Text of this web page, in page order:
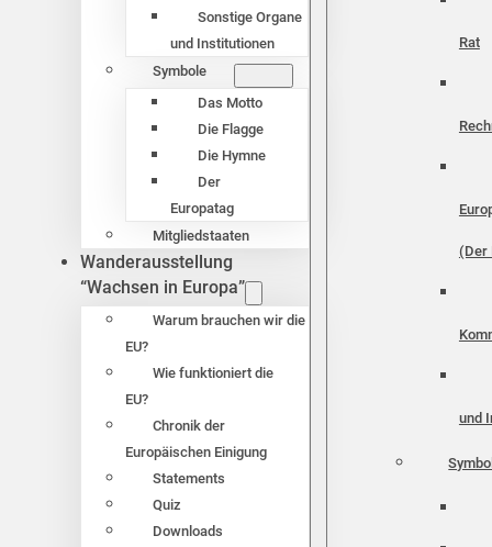
Sonstige Organe
und Institutionen
Symbole
Das Motto
Die Flagge
Die Hymne
Der
Europatag
Mitgliedstaaten
Wanderausstellung
“Wachsen in Europa”
Warum brauchen wir die
EU?
Wie funktioniert die
EU?
Chronik der
Europäischen Einigung
Statements
Quiz
Downloads
Rat
(Der
und